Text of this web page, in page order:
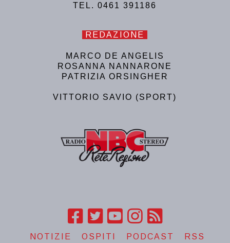
TEL. 0461 391186
REDAZIONE
MARCO DE ANGELIS
ROSANNA NANNARONE
PATRIZIA ORSINGHER
VITTORIO SAVIO (SPORT)
NOTIZIE OSPITI PODCAST RSS